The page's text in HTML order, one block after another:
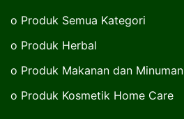
o Produk Semua Kategori
o Produk Herbal
o Produk Makanan dan Minuman
o Produk Kosmetik Home Care